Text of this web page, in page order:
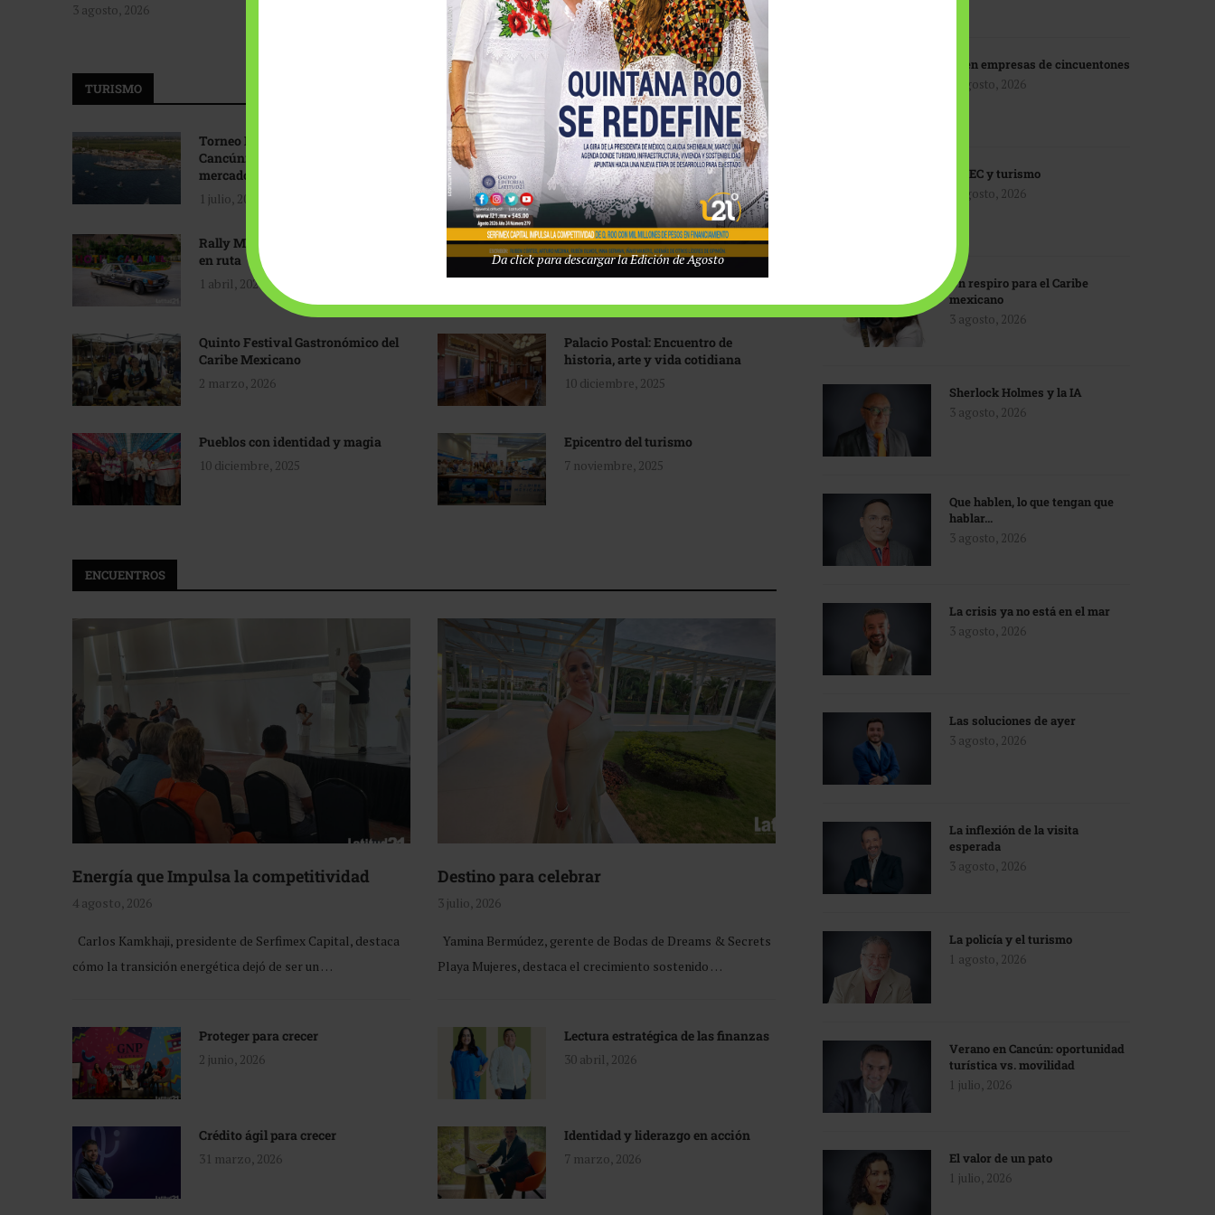
3 agosto, 2026
Tecnológico de Monterrey
3 agosto, 2026
TURISMO
Torneo Internacional de Pesca
Cancún: Navegando hacia nuevos
mercados
1 julio, 2026
Promoción turística con visión
1 abril, 2026
Rally Maya: Herencia automotriz
en ruta
1 abril, 2026
Industria global en
reconfiguración
31 marzo, 2026
Quinto Festival Gastronómico del
Caribe Mexicano
2 marzo, 2026
Palacio Postal: Encuentro de
historia, arte y vida cotidiana
10 diciembre, 2025
Pueblos con identidad y magia
10 diciembre, 2025
Epicentro del turismo
7 noviembre, 2025
ENCUENTROS
Energía que Impulsa la competitividad
4 agosto, 2026
Carlos Kamkhaji, presidente de Serfimex Capital, destaca
cómo la transición energética dejó de ser un …
Destino para celebrar
3 julio, 2026
Yamina Bermúdez, gerente de Bodas de Dreams & Secrets
Playa Mujeres, destaca el crecimiento sostenido …
Proteger para crecer
2 junio, 2026
Lectura estratégica de las finanzas
30 abril, 2026
Crédito ágil para crecer
31 marzo, 2026
Identidad y liderazgo en acción
7 marzo, 2026
IA en empresas de cincuentones
3 agosto, 2026
TMEC y turismo
3 agosto, 2026
Un respiro para el Caribe
mexicano
3 agosto, 2026
Sherlock Holmes y la IA
3 agosto, 2026
Que hablen, lo que tengan que
hablar…
3 agosto, 2026
La crisis ya no está en el mar
3 agosto, 2026
Las soluciones de ayer
3 agosto, 2026
La inflexión de la visita
esperada
3 agosto, 2026
La policía y el turismo
1 agosto, 2026
Verano en Cancún: oportunidad
turística vs. movilidad
1 julio, 2026
El valor de un pato
1 julio, 2026
Da click para descargar la Edición de Agosto